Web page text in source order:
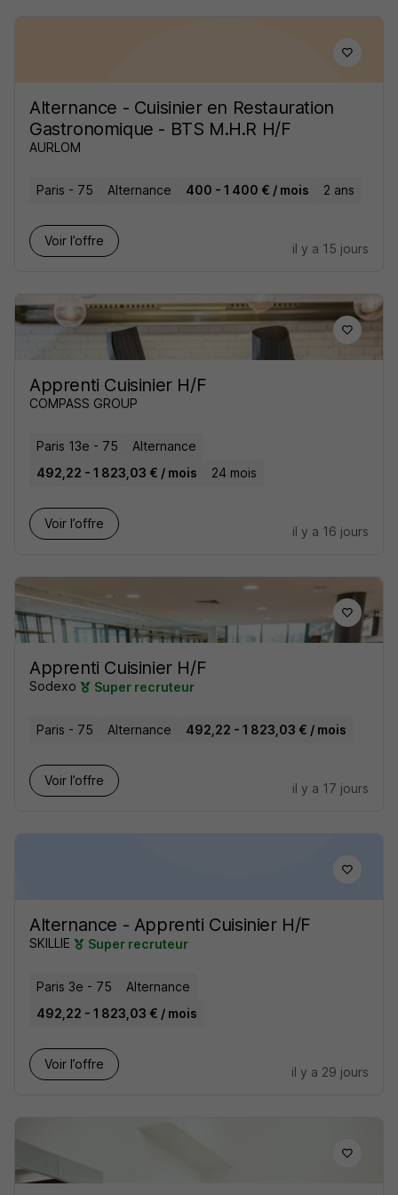
Alternance - Cuisinier en Restauration
Gastronomique - BTS M.H.R H/F
AURLOM
Paris - 75 Alternance 400 - 1 400 € / mois 2 ans
Voir l’offre
il y a 15 jours
Apprenti Cuisinier H/F
COMPASS GROUP
Paris 13e - 75
Alternance
492,22 - 1 823,03 € / mois
24 mois
Voir l’offre
il y a 16 jours
Apprenti Cuisinier H/F
Sodexo Super recruteur
Paris - 75 Alternance 492,22 - 1 823,03 € / mois
Voir l’offre
il y a 17 jours
Alternance - Apprenti Cuisinier H/F
SKILLIE Super recruteur
Paris 3e - 75
Alternance
492,22 - 1 823,03 € / mois
Voir l’offre
il y a 29 jours